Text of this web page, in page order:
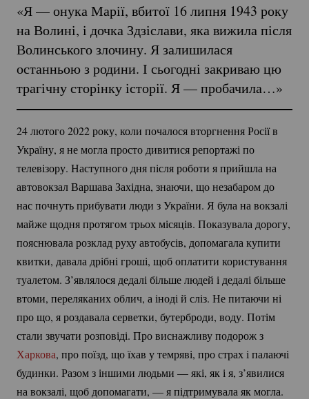
«Я — онука Марії, вбитої 16 липня 1943 року
на Волині, і дочка Здзіслави, яка вижила після
Волинського злочину. Я залишилася
останньою з родини. І сьогодні закриваю цю
трагічну сторінку історії. Я — пробачила…»
24 лютого 2022 року, коли почалося вторгнення Росії в
Україну, я не могла просто дивитися репортажі по
телевізору. Наступного дня після роботи я прийшла на
автовокзал Варшава Західна, знаючи, що незабаром до
нас почнуть прибувати люди з України. Я була на вокзалі
майже щодня протягом трьох місяців. Показувала дорогу,
пояснювала розклад руху автобусів, допомагала купити
квитки, давала дрібні гроші, щоб оплатити користування
туалетом. З’являлося дедалі більше людей і дедалі більше
втоми, переляканих облич, а іноді й сліз. Не питаючи ні
про що, я роздавала серветки, бутерброди, воду. Потім
стали звучати розповіді. Про виснажливу подорож з
Харкова, про поїзд, що їхав у темряві, про страх і палаючі
будинки. Разом з іншими людьми — які, як і я, з’явилися
на вокзалі, щоб допомагати, — я підтримувала як могла.